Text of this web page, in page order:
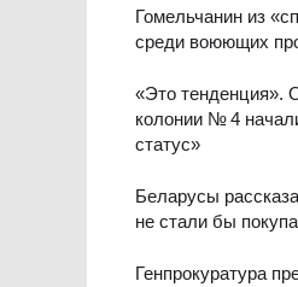
Гомельчанин из
среди воюющих
«Это тенденция».
колонии № 4
статус»
Беларусы
не стали бы
Генпрокуратура